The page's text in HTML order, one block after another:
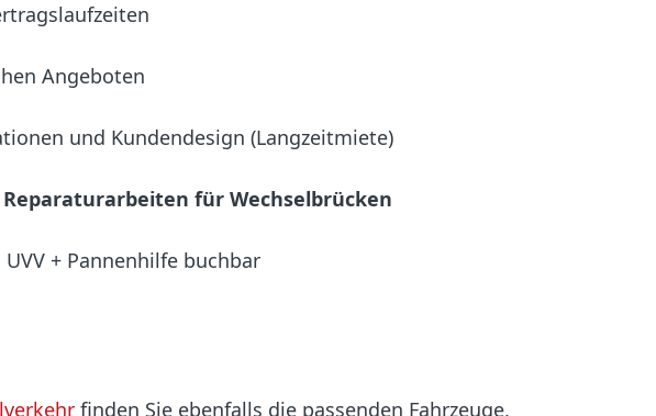
Angeboten
und Kundendesign (Langzeitmiete)
für Wechselbrücken
+ Pannenhilfe buchbar
finden Sie ebenfalls die passenden Fahrzeuge,